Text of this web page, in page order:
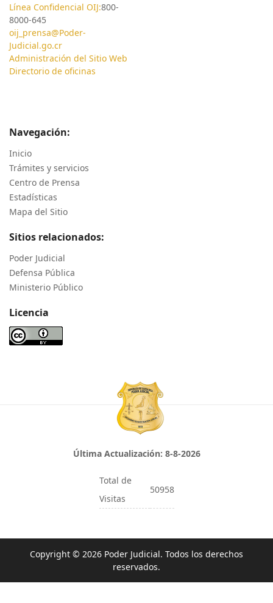
Línea Confidencial OIJ:800-
8000-645
oij_prensa@Poder-
Judicial.go.cr
Administración del Sitio Web
Directorio de oficinas
Navegación:
Inicio
Trámites y servicios
Centro de Prensa
Estadísticas
Mapa del Sitio
Sitios relacionados:
Poder Judicial
Defensa Pública
Ministerio Público
Licencia
Última Actualización: 8-8-2026
Total de
Visitas
50958
Copyright © 2026 Poder Judicial. Todos los derechos
reservados.